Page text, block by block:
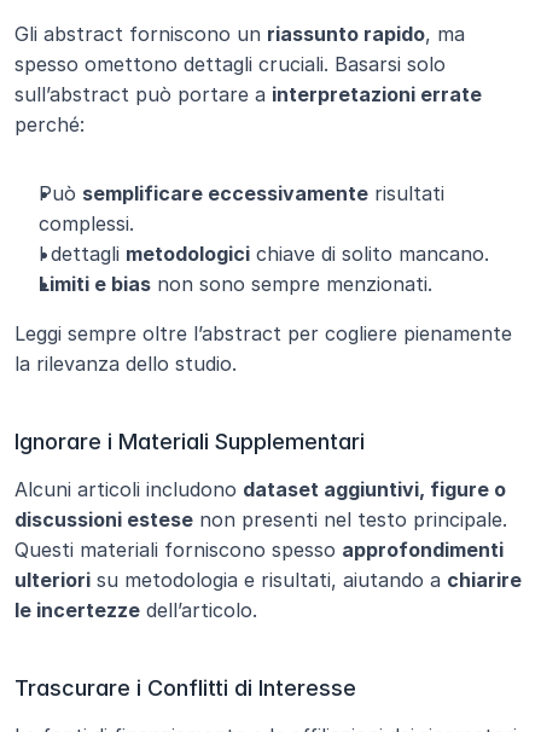
Gli abstract forniscono un riassunto rapido, ma
spesso omettono dettagli cruciali. Basarsi solo
sull’abstract può portare a interpretazioni errate
perché:
Può semplificare eccessivamente risultati
complessi.
I dettagli metodologici chiave di solito mancano.
Limiti e bias non sono sempre menzionati.
Leggi sempre oltre l’abstract per cogliere pienamente
la rilevanza dello studio.
Ignorare i Materiali Supplementari
Alcuni articoli includono dataset aggiuntivi, figure o
discussioni estese non presenti nel testo principale.
Questi materiali forniscono spesso approfondimenti
ulteriori su metodologia e risultati, aiutando a chiarire
le incertezze dell’articolo.
Trascurare i Conflitti di Interesse